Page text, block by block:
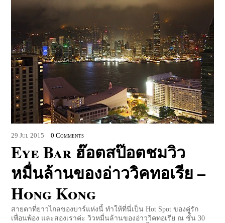
29 Jul 2015 0 Comments
Eye Bar ฮ๊อตสป๊อตชมวิว
หมื่นล้านของอ่าววิคทอเรีย –
Hong Kong
สายตาที่ยาวไกลของบาร์แห่งนี้ ทำให้ที่นี่เป็น Hot Spot ของคู่รัก
เพื่อนพ้อง และสองเราค่ะ วิวหมื่นล้านของอ่าววิคทอเรีย ณ ชั้น 30